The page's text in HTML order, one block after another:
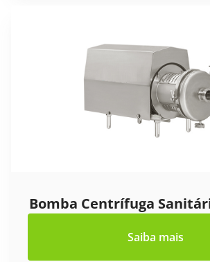
Bomba Centrífuga
Saiba mais